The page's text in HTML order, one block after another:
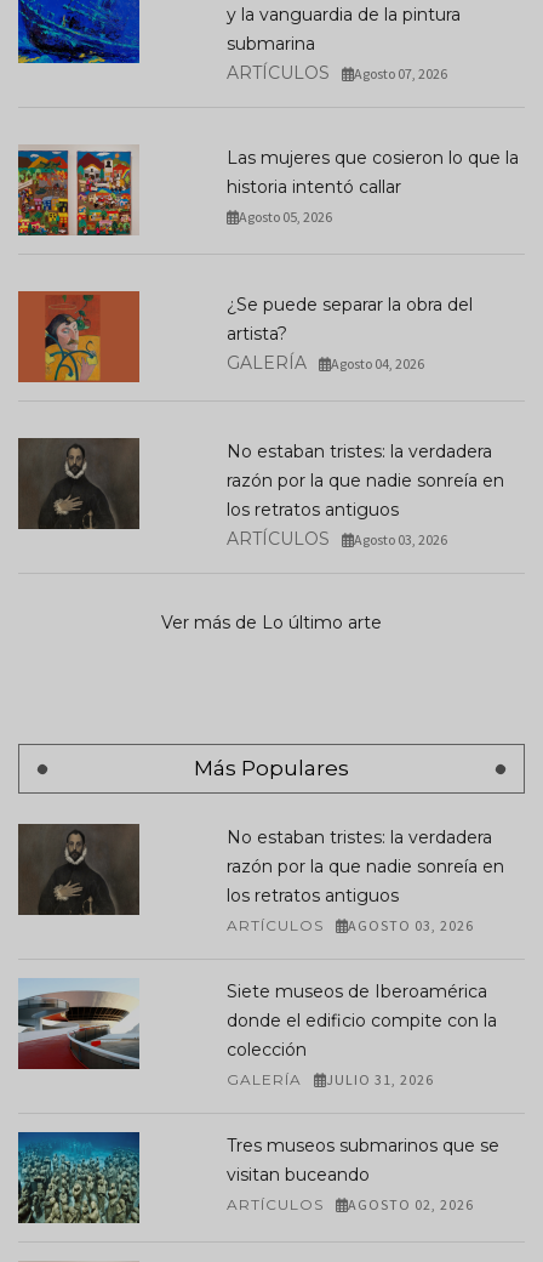
y la vanguardia de la pintura
submarina
ARTÍCULOS
Agosto 07, 2026
Las mujeres que cosieron lo que la
historia intentó callar
Agosto 05, 2026
¿Se puede separar la obra del
artista?
GALERÍA
Agosto 04, 2026
No estaban tristes: la verdadera
razón por la que nadie sonreía en
los retratos antiguos
ARTÍCULOS
Agosto 03, 2026
Ver más de Lo último arte
Más Populares
No estaban tristes: la verdadera
razón por la que nadie sonreía en
los retratos antiguos
ARTÍCULOS AGOSTO 03, 2026
Siete museos de Iberoamérica
donde el edificio compite con la
colección
GALERÍA JULIO 31, 2026
Tres museos submarinos que se
visitan buceando
ARTÍCULOS AGOSTO 02, 2026